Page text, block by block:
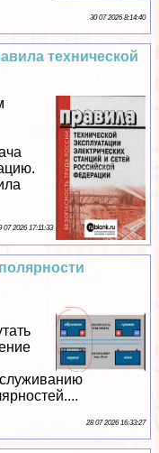
30 07 2026 8:14:40
технической
07 2026 17:11:33
28 07 2026 16:33:27